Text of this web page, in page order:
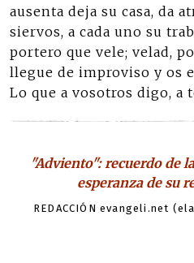
ausenta deja su casa, da
siervos, a cada uno su
portero que vele; velad,
llegue de improviso y os
Lo que a vosotros digo, a
"Adviento": recuerdo de
esperanza de su
REDACCIÓN evangeli.net